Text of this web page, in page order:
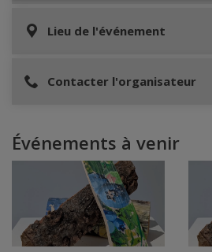
Lieu de l'événement
Contacter l'organisateur
Événements à venir